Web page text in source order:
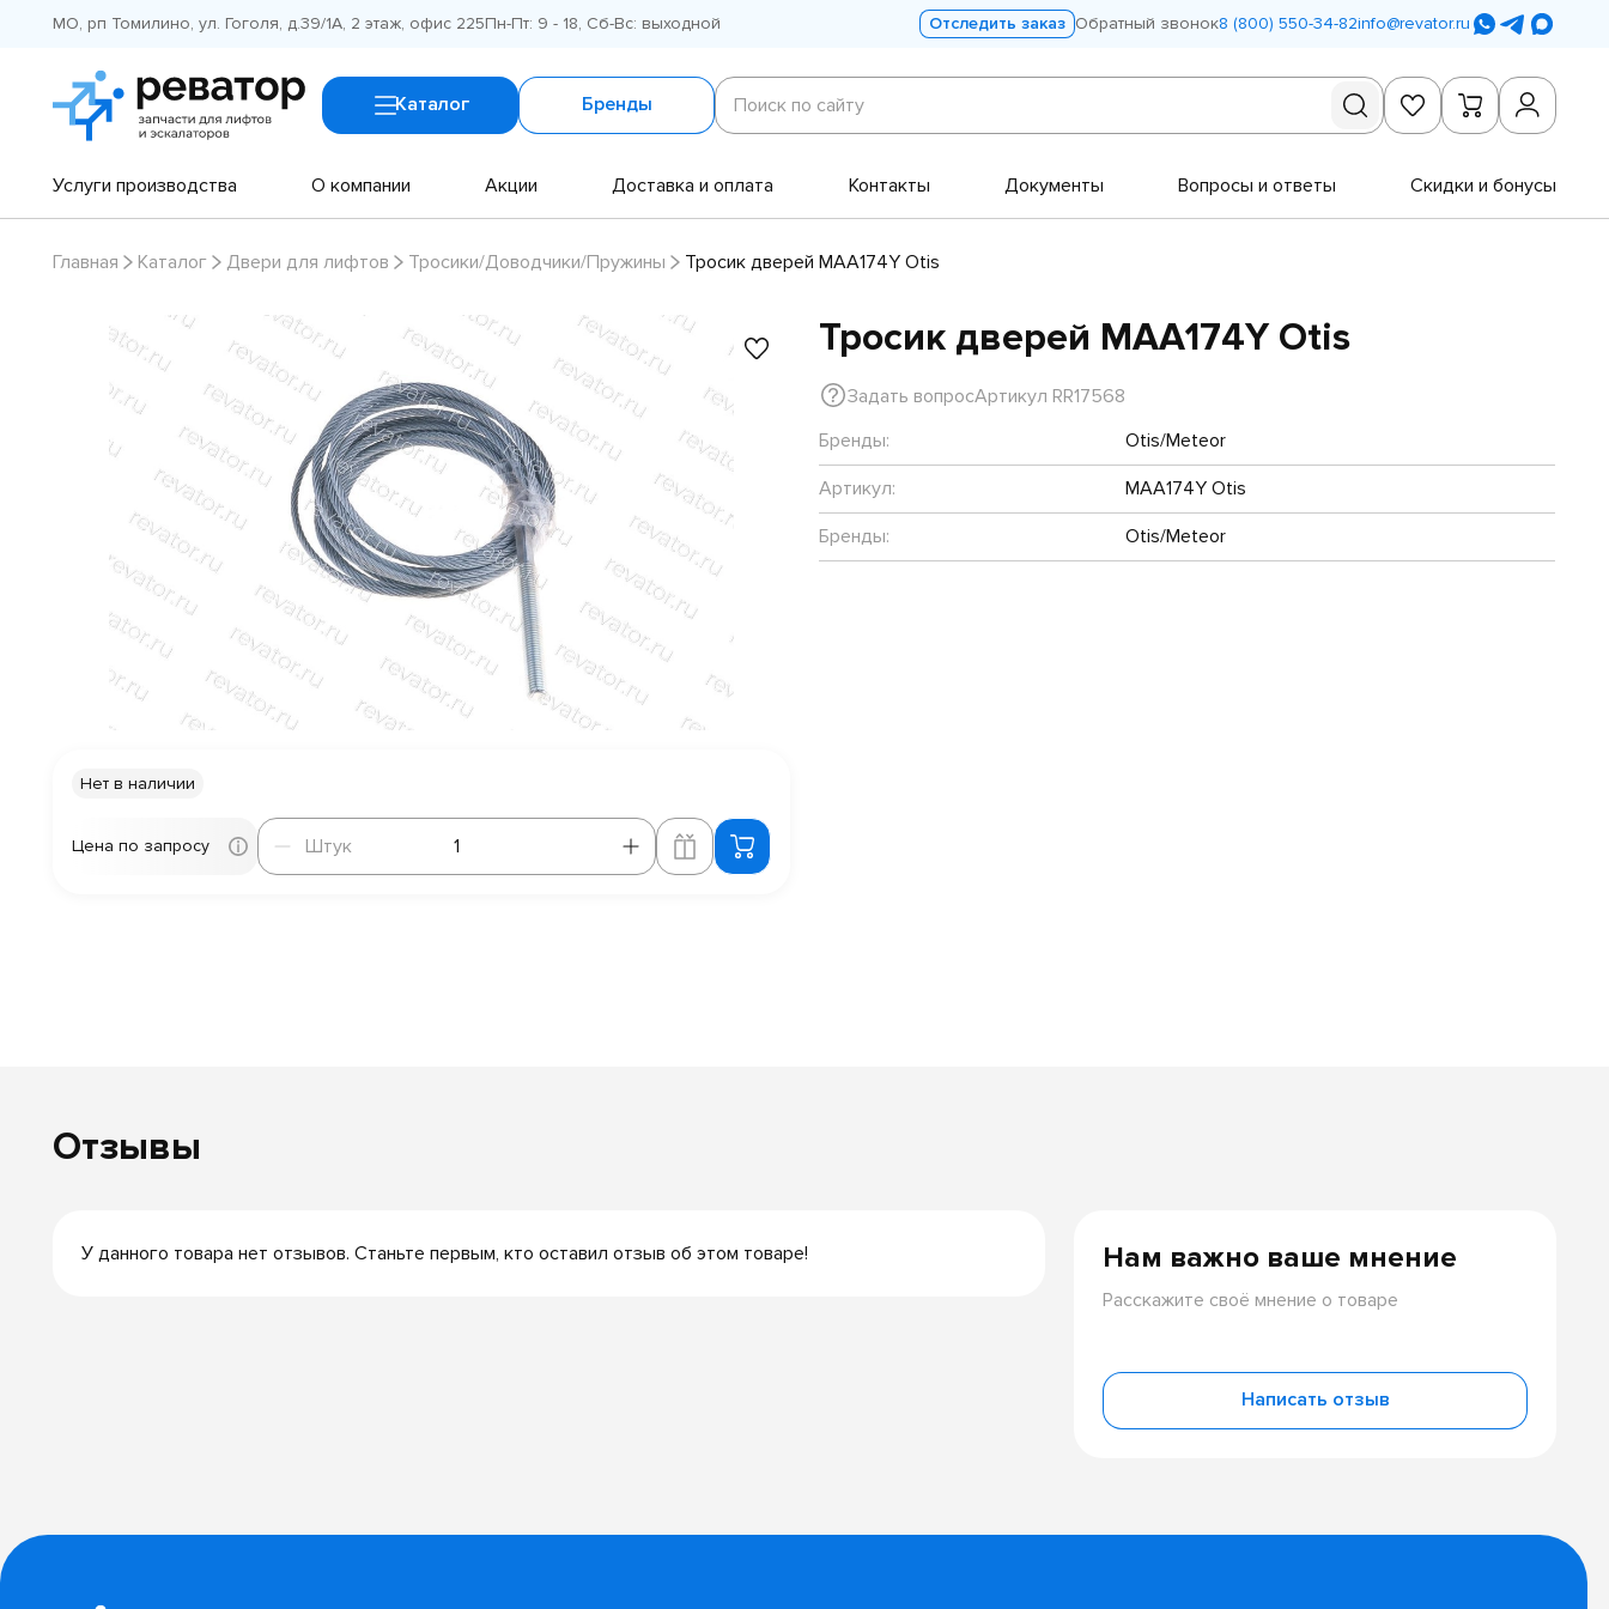
МО, рп Томилино, ул. Гоголя, д.39/1А, 2 этаж, офис 225Пн-Пт: 9 - 18, Сб-Вс: выходной Отследить заказ Обратный звонок8 (800) 550-34-82info@revator.ru
Каталог Бренды
Поиск
по
сайту
Поиск по сайту
Услуги производства О компании Акции Доставка и оплата Контакты Документы Вопросы и ответы Скидки и бонусы
Главная Каталог Двери для лифтов Тросики/Доводчики/Пружины Тросик дверей MAA174Y Otis
Тросик дверей MAA174Y Otis
Задать вопросАртикул RR17568
Нет в наличии
Цена по запросу
Штук
Штук
Бренды:
Otis/Meteor
Артикул:
MAA174Y Otis
Бренды:
Otis/Meteor
Отзывы
У данного товара нет отзывов. Станьте первым, кто оставил отзыв об этом товаре! Нам важно ваше мнение
Расскажите своё мнение о товаре
Написать отзыв